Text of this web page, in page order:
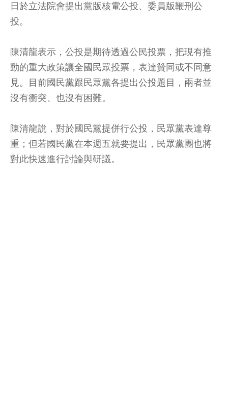
日於立法院會提出黨版核電公投、委員版鞭刑公
投。
陳清龍表示，公投是期待透過公民投票，把現有推
動的重大政策讓全國民眾投票，表達贊同或不同意
見。目前國民黨跟民眾黨各提出公投題目，兩者並
沒有衝突、也沒有困難。
陳清龍說，對於國民黨提併行公投，民眾黨表達尊
重；但若國民黨在本週五就要提出，民眾黨團也將
對此快速進行討論與研議。